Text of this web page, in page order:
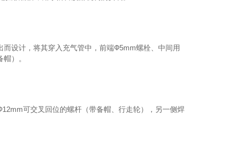
设计，将其穿入充气管中，前端Ф5mm螺栓、中间用
）。
可交叉回位的螺杆（带备帽、行走轮），另一侧焊